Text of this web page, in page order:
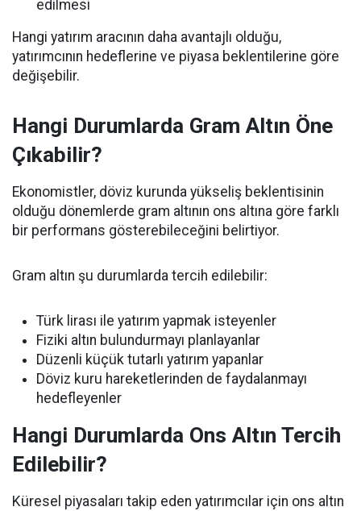
edilmesi
Hangi yatırım aracının daha avantajlı olduğu,
yatırımcının hedeflerine ve piyasa beklentilerine göre
değişebilir.
Hangi Durumlarda Gram Altın Öne
Çıkabilir?
Ekonomistler, döviz kurunda yükseliş beklentisinin
olduğu dönemlerde gram altının ons altına göre farklı
bir performans gösterebileceğini belirtiyor.
Gram altın şu durumlarda tercih edilebilir:
Türk lirası ile yatırım yapmak isteyenler
Fiziki altın bulundurmayı planlayanlar
Düzenli küçük tutarlı yatırım yapanlar
Döviz kuru hareketlerinden de faydalanmayı
hedefleyenler
Hangi Durumlarda Ons Altın Tercih
Edilebilir?
Küresel piyasaları takip eden yatırımcılar için ons altın